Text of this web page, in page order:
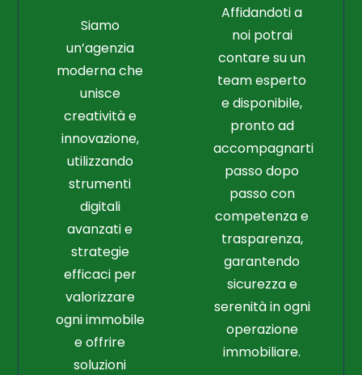
Siamo
un’agenzia
moderna che
unisce
creatività e
innovazione,
utilizzando
strumenti
digitali
avanzati e
strategie
efficaci per
valorizzare
ogni immobile
e offrire
soluzioni
Affidandoti a
noi potrai
contare su un
team esperto
e disponibile,
pronto ad
accompagnarti
passo dopo
passo con
competenza e
trasparenza,
garantendo
sicurezza e
serenità in ogni
operazione
immobiliare.